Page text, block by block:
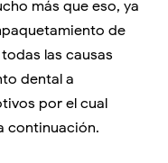
más que eso, ya
de
las causas
dental a
por el cual
continuación.